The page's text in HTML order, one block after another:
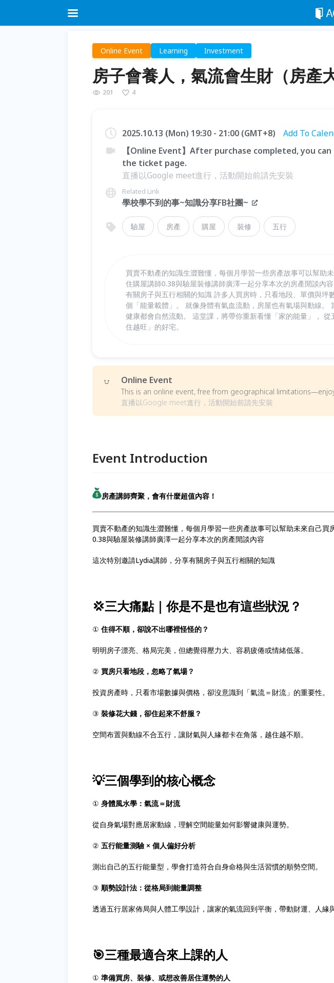
Online Event Learning Investment
房子會養人，氣流會生財（房產
201 4
2025.10.13 (Mon) 19:30 - 21:00 (GMT+8)
Add To
【Online Event】After purchase completed, you
the ticket page.
直播以Google meet進行，活動開始前請先安裝
Related Link
學校學不到的事~知識分享FB社團~
驗屋 房產 購屋 裝修 五行
買賣不動產的知識生澀難懂，每個月學習一些房產故事可以幫助
住購屋講師0.38與驗屋裝修講師廣澤一起分享本次的房產閒談內
有關房子與五行相關的知識 許多人買房時，只看地段、單價與
個「能量載體」。 就像身體有氣血流動，房屋也有氣場與動線。
健康都會自然流動。 這堂課，將帶你重新看懂「家的能量」，
住越旺」的好宅。
Online Event
This is an online event, free from geographical
直播以Google meet進行，活動開始前請先安裝
Event Introduction
房產講師齊聚，會有什麼超值內容！
買賣不動產的知識生澀難懂，每個月學習一些房產故事可以幫助未來自己買
0.38與驗屋裝修講師廣澤一起分享本次的房產閒談內容
這次特別邀請Lydia講師，分享有關房子與五行相關的知識
💢三大痛點｜你是不是也有這些狀況？
① 住得不順，卻說不出哪裡怪怪的？
明明房子漂亮、格局完美，但總覺得壓力大、容易疲倦或情緒低落。
② 買房只看地段，忽略了氣場？
投資房產時，只看市場數據與價格，卻沒意識到「氣流＝財流」的重要性。
③ 裝修花大錢，卻住起來不舒服？
空間布置與動線不合五行，讓財氣與人緣都卡在角落，越住越不順。
💡三個學到的核心概念
① 身體風水學：氣流＝財流
從自身氣場對應居家動線，理解空間能量如何影響健康與運勢。
② 五行能量測驗 × 個人偏好分析
測出自己的五行能量型，學會打造符合自身命格與生活習慣的順勢空間。
③ 順勢設計法：從格局到能量調整
透過五行居家佈局與人體工學設計，讓家的氣流回到平衡，帶動財運、人緣
🎯三種最適合來上課的人
① 準備買房、裝修、或想改善居住運勢的人